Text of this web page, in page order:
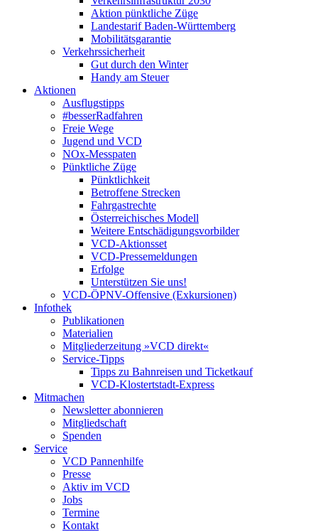
Aktion pünktliche Züge
Landestarif Baden-Württemberg
Mobilitätsgarantie
Verkehrssicherheit
Gut durch den Winter
Handy am Steuer
Aktionen
Ausflugstipps
#besserRadfahren
Freie Wege
Jugend und VCD
NOx-Messpaten
Pünktliche Züge
Pünktlichkeit
Betroffene Strecken
Fahrgastrechte
Österreichisches Modell
Weitere Entschädigungsvorbilder
VCD-Aktionsset
VCD-Pressemeldungen
Erfolge
Unterstützen Sie uns!
VCD-ÖPNV-Offensive (Exkursionen)
Infothek
Publikationen
Materialien
Mitgliederzeitung »VCD direkt«
Service-Tipps
Tipps zu Bahnreisen und Ticketkauf
VCD-Klostertstadt-Express
Mitmachen
Newsletter abonnieren
Mitgliedschaft
Spenden
Service
VCD Pannenhilfe
Presse
Aktiv im VCD
Jobs
Termine
Kontakt